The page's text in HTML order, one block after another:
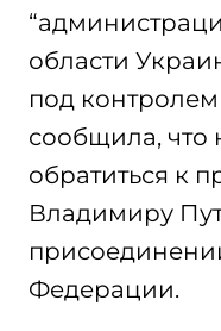
области
под
сообщила, что
обратиться к
Владимиру
Федерации.